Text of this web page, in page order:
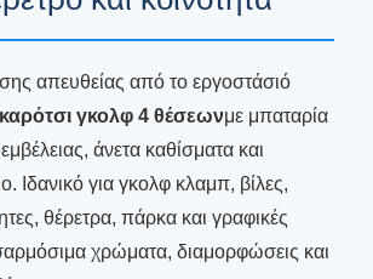
απευθείας από το εργοστάσιό
καρότσι γκολφ 4 θέσεωνμε μπαταρία
άνετα καθίσματα και
Ιδανικό για γκολφ κλαμπ, βίλες,
θέρετρα, πάρκα και γραφικές
χρώματα, διαμορφώσεις και